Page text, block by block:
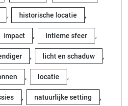
, historische locatie ,
impact , intieme sfeer ,
, licht en schaduw ,
, locatie ,
, natuurlijke setting ,